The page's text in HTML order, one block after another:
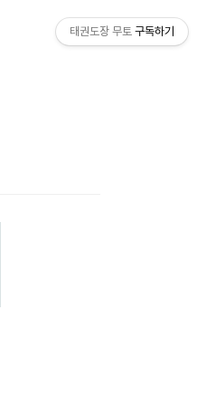
태권도장 무토 구독하기